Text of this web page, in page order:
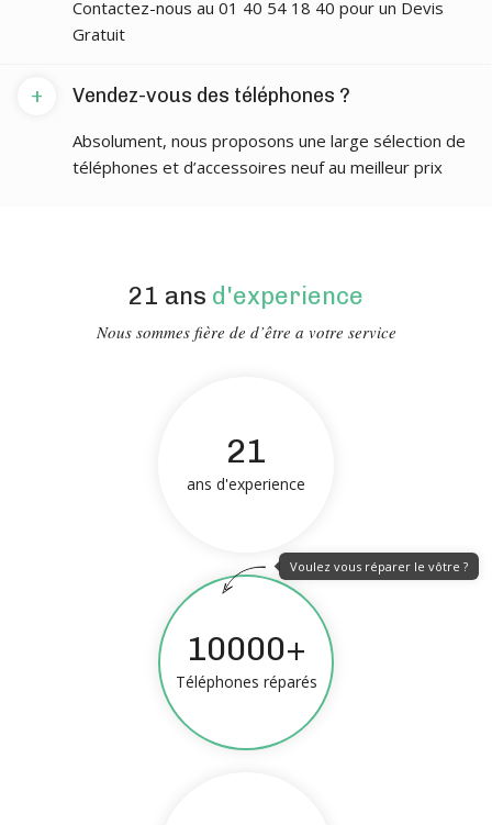
Contactez-nous au 01 40 54 18 40 pour un Devis
Gratuit
Vendez-vous des téléphones ?
+
Absolument, nous proposons une large sélection de
téléphones et d’accessoires neuf au meilleur prix
21 ans d'experience
Nous sommes fière de d’être a votre service
21
ans d'experience
10000+
Téléphones réparés
Voulez vous réparer le vôtre ?